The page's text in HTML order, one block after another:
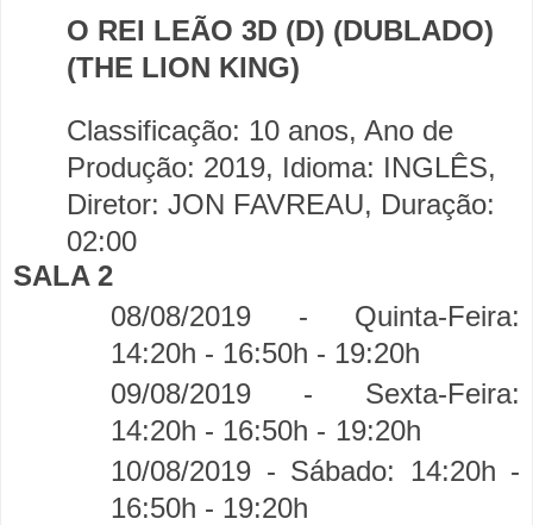
O REI LEÃO 3D (D) (DUBLADO)
(THE LION KING)
Classificação: 10 anos, Ano de
Produção: 2019, Idioma: INGLÊS,
Diretor: JON FAVREAU, Duração:
02:00
SALA 2
08/08/2019 - Quinta-Feira:
14:20h - 16:50h - 19:20h
09/08/2019 - Sexta-Feira:
14:20h - 16:50h - 19:20h
10/08/2019 - Sábado: 14:20h -
16:50h - 19:20h